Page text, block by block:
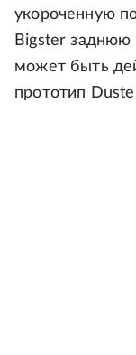
укороченную
Bigster заднюю
может быть
прототип